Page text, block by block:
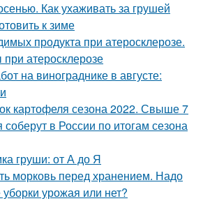
Как ухаживать за грушей
к зиме
продукта при атеросклерозе.
атеросклерозе
на винограднике в августе:
картофеля сезона 2022. Свыше 7
в России по итогам сезона
груши: от А до Я
морковь перед хранением. Надо
урожая или нет?